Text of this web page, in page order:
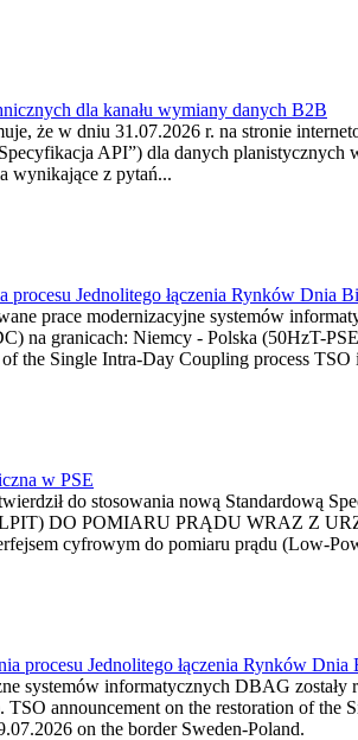
dla kanału wymiany danych B2B
że w dniu 31.07.2026 r. na stronie
API”) dla danych
wynikające z pytań...
procesu Jednolitego łączenia Rynków Dnia
prace modernizacyjne systemów
na granicach: Niemcy - Polska (50HzT-
the Single Intra-Day Coupling process TSO
w PSE
do stosowania nową Standardową
DO POMIARU PRĄDU WRAZ Z
cyfrowym do pomiaru prądu (Low-
procesu Jednolitego łączenia Rynków
systemów informatycznych DBAG
TSO announcement on the restoration of
on the border Sweden-Poland.